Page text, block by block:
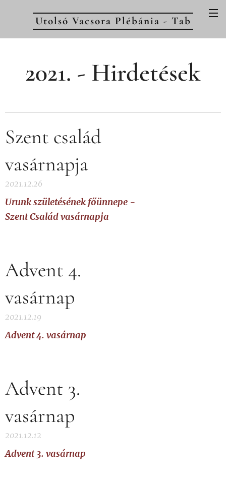
Utolsó Vacsora Plébánia - Tab
2021. - Hirdetések
Szent család
vasárnapja
2021.12.26
Urunk születésének főünnepe -
Szent Család vasárnapja
Advent 4.
vasárnap
2021.12.19
Advent 4. vasárnap
Advent 3.
vasárnap
2021.12.12
Advent 3. vasárnap